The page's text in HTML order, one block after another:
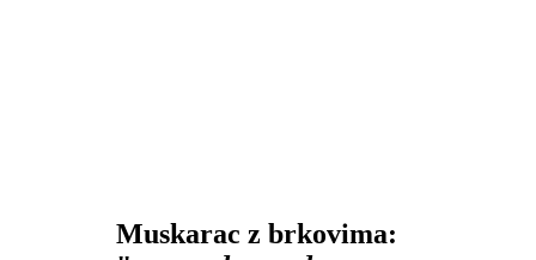
Muskarac z brkovima: